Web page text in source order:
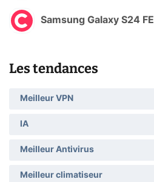
Samsung Galaxy S24 FE
Les tendances
Meilleur VPN
IA
Meilleur Antivirus
Meilleur climatiseur